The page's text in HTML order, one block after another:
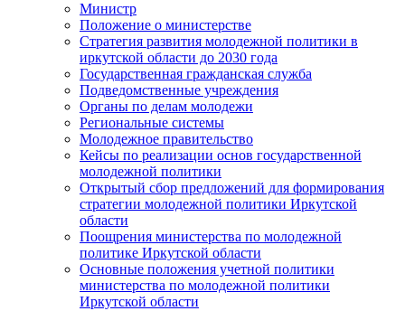
Министр
Положение о министерстве
Стратегия развития молодежной политики в
иркутской области до 2030 года
Государственная гражданская служба
Подведомственные учреждения
Органы по делам молодежи
Региональные системы
Молодежное правительство
Кейсы по реализации основ государственной
молодежной политики
Открытый сбор предложений для формирования
стратегии молодежной политики Иркутской
области
Поощрения министерства по молодежной
политике Иркутской области
Основные положения учетной политики
министерства по молодежной политики
Иркутской области